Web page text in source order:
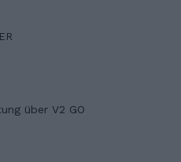
über V2 GO